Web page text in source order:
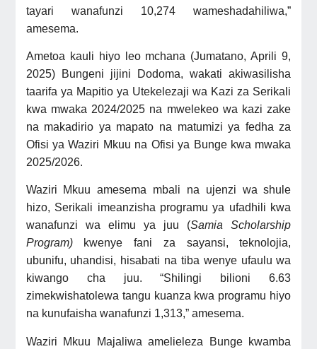
tayari wanafunzi 10,274 wameshadahiliwa,”
amesema.
Ametoa kauli hiyo leo mchana (Jumatano, Aprili 9,
2025) Bungeni jijini Dodoma, wakati akiwasilisha
taarifa ya Mapitio ya Utekelezaji wa Kazi za Serikali
kwa mwaka 2024/2025 na mwelekeo wa kazi zake
na makadirio ya mapato na matumizi ya fedha za
Ofisi ya Waziri Mkuu na Ofisi ya Bunge kwa mwaka
2025/2026.
Waziri Mkuu amesema mbali na ujenzi wa shule
hizo, Serikali imeanzisha programu ya ufadhili kwa
wanafunzi wa elimu ya juu (Samia Scholarship
Program) kwenye fani za sayansi, teknolojia,
ubunifu, uhandisi, hisabati na tiba wenye ufaulu wa
kiwango cha juu. “Shilingi bilioni 6.63
zimekwishatolewa tangu kuanza kwa programu hiyo
na kunufaisha wanafunzi 1,313,” amesema.
Waziri Mkuu Majaliwa amelieleza Bunge kwamba